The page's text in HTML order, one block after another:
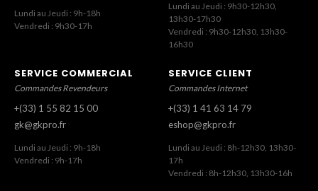
Lundi au Jeudi : 9h-18h
Vendredi : 9h30-17h
Lundi au Jeudi : 9h30-12h30,
13h30-17h30
Vendredi : 9h30-12h30, 13h30-
16h30
SERVICE COMMERCIAL
Commandes Revendeurs
+(33) 1 55 82 15 00
gk@gkpro.fr
Lundi au Jeudi : 9h-18h
Vendredi : 9h-17h
SERVICE CLIENT
Commandes Internet
+(33) 1 41 63 14 79
eshop@gkpro.fr
Lundi au Jeudi : 8h-12h30, 13h30-
17h
Vendredi : 8h-12h30, 13h30-16h